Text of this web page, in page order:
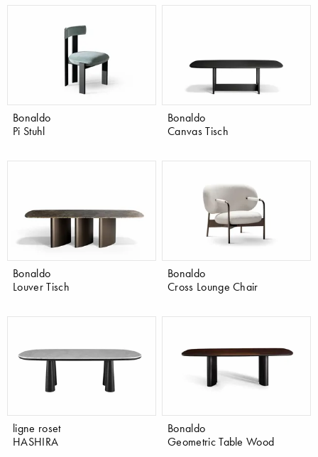
Bonaldo
Pi Stuhl
Bonaldo
Canvas Tisch
Bonaldo
Louver Tisch
Bonaldo
Cross Lounge Chair
ligne roset
HASHIRA
Bonaldo
Geometric Table Wood